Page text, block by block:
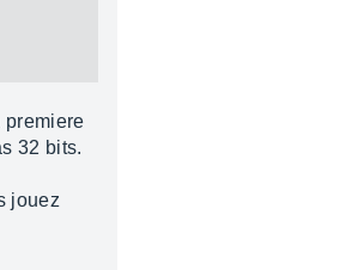
32 bits.
jouez